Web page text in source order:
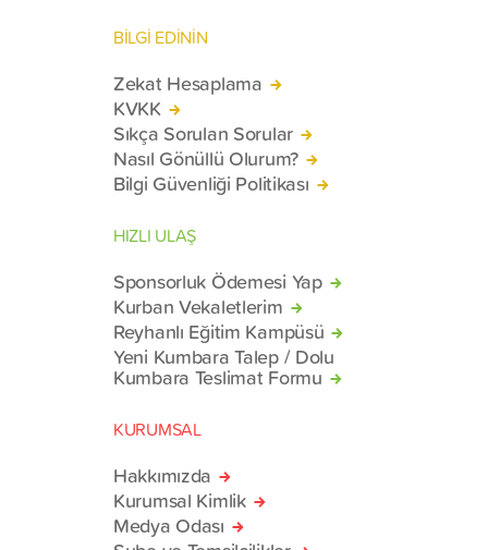
BİLGİ EDİNİN
Zekat Hesaplama
KVKK
Sıkça Sorulan Sorular
Nasıl Gönüllü Olurum?
Bilgi Güvenliği Politikası
HIZLI ULAŞ
Sponsorluk Ödemesi Yap
Kurban Vekaletlerim
Reyhanlı Eğitim Kampüsü
Yeni Kumbara Talep / Dolu
Kumbara Teslimat Formu
KURUMSAL
Hakkımızda
Kurumsal Kimlik
Medya Odası